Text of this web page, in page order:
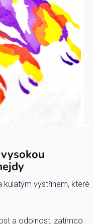
kulatým výstřihem, které
a odolnost, zatímco